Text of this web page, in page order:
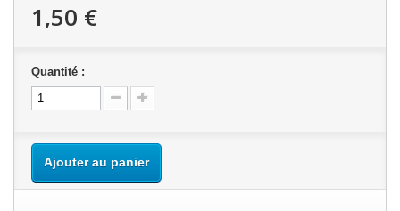
1,50 €
Quantité :
Ajouter au panier